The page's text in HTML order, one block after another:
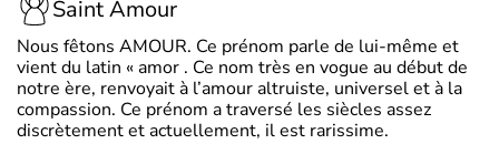
Saint Amour
Nous fêtons AMOUR. Ce prénom parle de lui-même et
vient du latin « amor . Ce nom très en vogue au début de
notre ère, renvoyait à l’amour altruiste, universel et à la
compassion. Ce prénom a traversé les siècles assez
discrètement et actuellement, il est rarissime.